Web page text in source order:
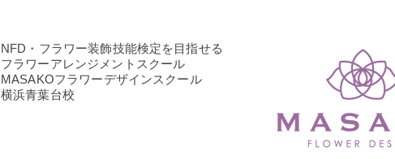
NFD・フラワー装飾技能検定を目指せる
フラワーアレンジメントスクール
MASAKOフラワーデザインスクール
横浜青葉台校